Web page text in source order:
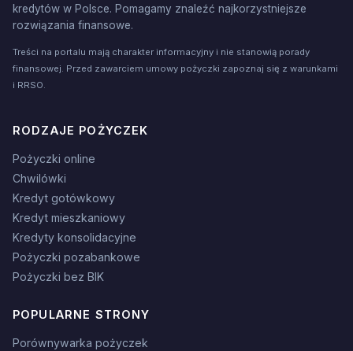
kredytów w Polsce. Pomagamy znaleźć najkorzystniejsze
rozwiązania finansowe.
Treści na portalu mają charakter informacyjny i nie stanowią porady
finansowej. Przed zawarciem umowy pożyczki zapoznaj się z warunkami
i RRSO.
RODZAJE POŻYCZEK
Pożyczki online
Chwilówki
Kredyt gotówkowy
Kredyt mieszkaniowy
Kredyty konsolidacyjne
Pożyczki pozabankowe
Pożyczki bez BIK
POPULARNE STRONY
Porównywarka pożyczek